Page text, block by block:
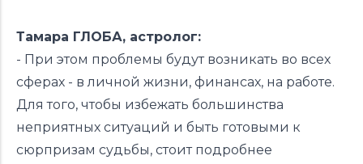
Тамара ГЛОБА, астролог:
- При этом проблемы будут возникать во всех
сферах - в личной жизни, финансах, на работе.
Для того, чтобы избежать большинства
неприятных ситуаций и быть готовыми к
сюрпризам судьбы, стоит подробнее